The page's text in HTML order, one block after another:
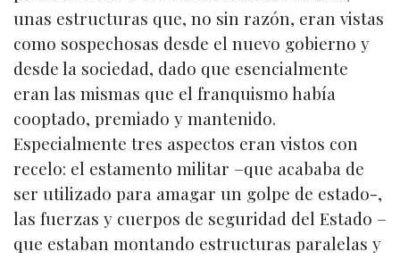
unas estructuras que, no sin razón, eran vistas
como sospechosas desde el nuevo gobierno y
desde la sociedad, dado que esencialmente
eran las mismas que el franquismo había
cooptado, premiado y mantenido.
Especialmente tres aspectos eran vistos con
recelo: el estamento militar –que acababa de
ser utilizado para amagar un golpe de estado-,
las fuerzas y cuerpos de seguridad del Estado –
que estaban montando estructuras paralelas y